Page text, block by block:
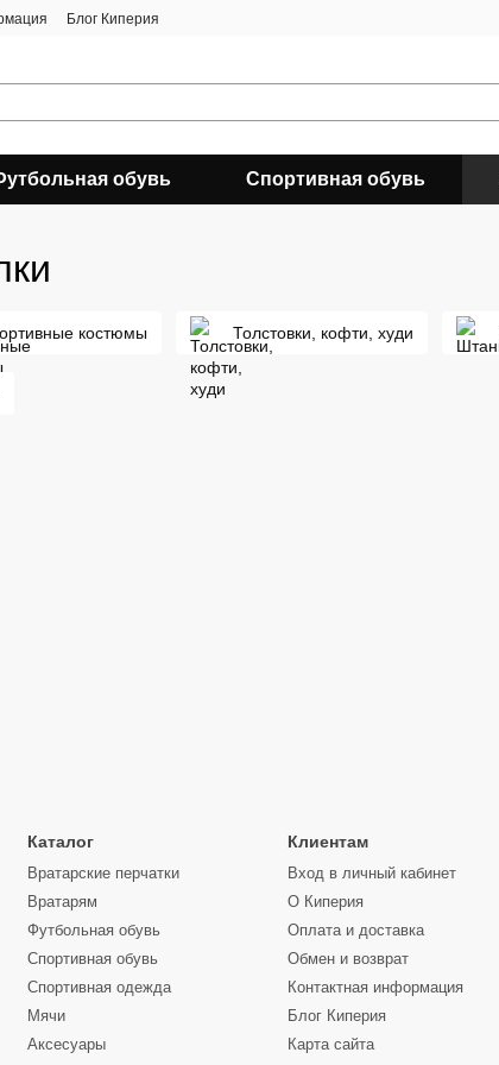
Блог Киперия
обувь Спортивная обувь
костюмы Толстовки, кофти, худи
Каталог
Вратарские перчатки
Вратарям
Футбольная обувь
Спортивная обувь
Спортивная одежда
Мячи
Аксесуары
Клиентам
Вход в личный кабинет
О Киперия
Оплата и доставка
Обмен и возврат
Контактная информация
Блог Киперия
Карта сайта